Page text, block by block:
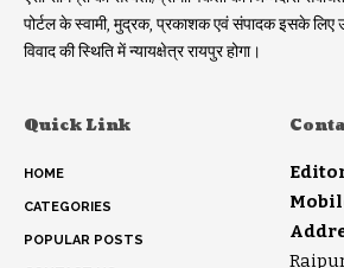
पोर्टल के स्वामी, मुद्रक, प्रकाशक एवं संपादक इसके लिए
विवाद की स्थिति में न्यायक्षेत्र रायपुर होगा।
Quick Link
HOME
CATEGORIES
POPULAR POSTS